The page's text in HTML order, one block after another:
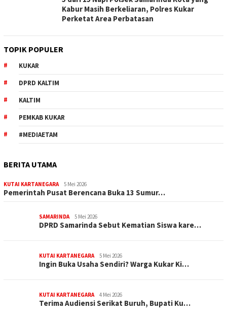
Kabur Masih Berkeliaran, Polres Kukar
Perketat Area Perbatasan
TOPIK POPULER
KUKAR
DPRD KALTIM
KALTIM
PEMKAB KUKAR
#MEDIAETAM
BERITA UTAMA
KUTAI KARTANEGARA 5 Mei 2026
Pemerintah Pusat Berencana Buka 13 Sumur…
SAMARINDA 5 Mei 2026
DPRD Samarinda Sebut Kematian Siswa kare…
KUTAI KARTANEGARA 5 Mei 2026
Ingin Buka Usaha Sendiri? Warga Kukar Ki…
KUTAI KARTANEGARA 4 Mei 2026
Terima Audiensi Serikat Buruh, Bupati Ku…